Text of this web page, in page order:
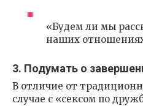
«Будем ли мы
наших
3. Подумать о
В отличие от
случае с «сексом по